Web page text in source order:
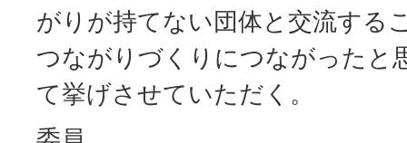
がりが持てない団体と交流する
つながりづくりにつながったと
て挙げさせていただく。